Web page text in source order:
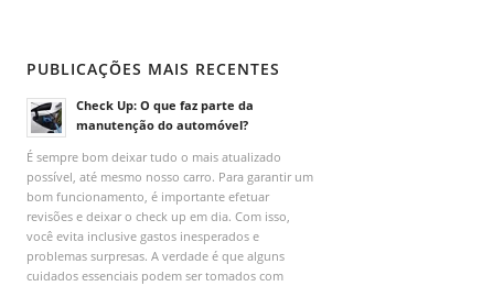
PUBLICAÇÕES MAIS RECENTES
Check Up: O que faz parte da
manutenção do automóvel?
É sempre bom deixar tudo o mais atualizado
possível, até mesmo nosso carro. Para garantir um
bom funcionamento, é importante efetuar
revisões e deixar o check up em dia. Com isso,
você evita inclusive gastos inesperados e
problemas surpresas. A verdade é que alguns
cuidados essenciais podem ser tomados com